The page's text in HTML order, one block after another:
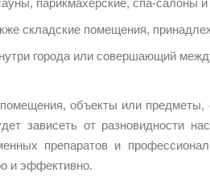
парикмахерские, спа-салоны
складские помещения,
города или совершающий
объекты или предметы,
зависеть от разновидности
препаратов и
и эффективно.